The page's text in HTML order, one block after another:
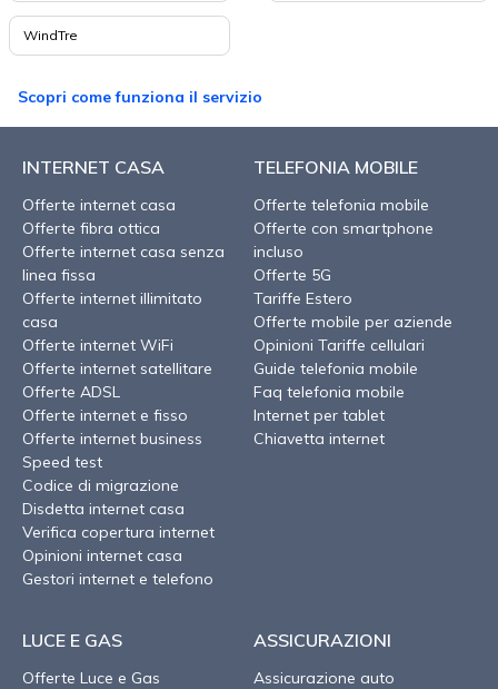
WindTre
Scopri come funziona il servizio
INTERNET CASA
Offerte internet casa
Offerte fibra ottica
Offerte internet casa senza
linea fissa
Offerte internet illimitato
casa
Offerte internet WiFi
Offerte internet satellitare
Offerte ADSL
Offerte internet e fisso
Offerte internet business
Speed test
Codice di migrazione
Disdetta internet casa
Verifica copertura internet
Opinioni internet casa
Gestori internet e telefono
TELEFONIA MOBILE
Offerte telefonia mobile
Offerte con smartphone
incluso
Offerte 5G
Tariffe Estero
Offerte mobile per aziende
Opinioni Tariffe cellulari
Guide telefonia mobile
Faq telefonia mobile
Internet per tablet
Chiavetta internet
LUCE E GAS
Offerte Luce e Gas
ASSICURAZIONI
Assicurazione auto